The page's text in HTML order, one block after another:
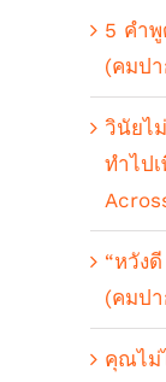
5 คำ
(คมป
วินัยไ
ทำไป
“หวัง
(คมป
คุณไม่